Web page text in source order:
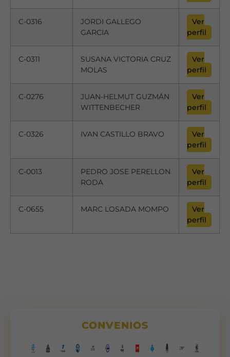
C-0316
JORDI GALLEGO
GARCIA
Ver
perfil
C-0311
SUSANA VICTORIA CRUZ
MOLAS
Ver
perfil
C-0276
JUAN-HELMUT GUZMÁN
WITTENBECHER
Ver
perfil
C-0326 IVAN CASTILLO BRAVO
Ver
perfil
C-0013
PEDRO JOSE PERELLON
RODA
Ver
perfil
C-0655 MARC LOSADA MOMPO
Ver
perfil
CONVENIOSopcionales.
necesarias